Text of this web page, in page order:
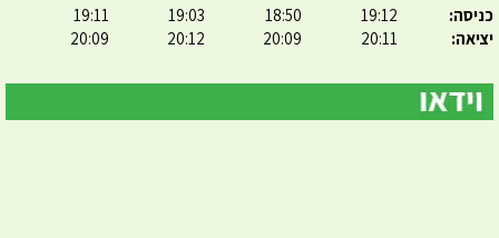
כניסה:
יציאה:
19:12
20:11
18:50
20:09
19:03
20:12
19:11
20:09